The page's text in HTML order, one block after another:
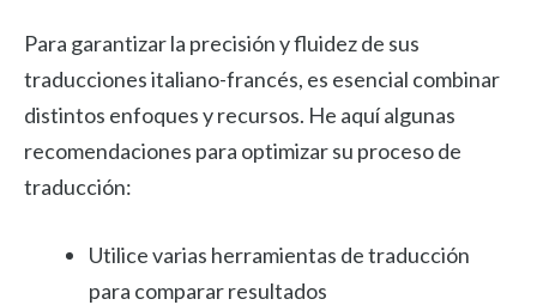
Para garantizar la precisión y fluidez de sus
traducciones italiano-francés, es esencial combinar
distintos enfoques y recursos. He aquí algunas
recomendaciones para optimizar su proceso de
traducción:
Utilice varias herramientas de traducción
para comparar resultados